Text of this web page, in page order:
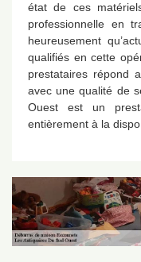
état de ces
professionnelle en
heureusement
qualifiés en cette
prestataires répond
avec une qualité de
Ouest est un
entièrement à la